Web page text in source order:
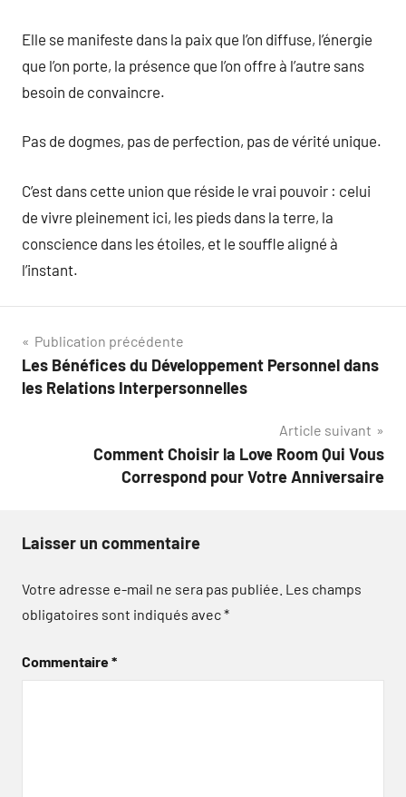
Elle se manifeste dans la paix que l’on diffuse, l’énergie
que l’on porte, la présence que l’on offre à l’autre sans
besoin de convaincre.
Pas de dogmes, pas de perfection, pas de vérité unique.
C’est dans cette union que réside le vrai pouvoir : celui
de vivre pleinement ici, les pieds dans la terre, la
conscience dans les étoiles, et le souffle aligné à
l’instant.
Navigation
de
Publication précédente
Les Bénéfices du Développement Personnel dans
les Relations Interpersonnelles
Article suivant
Comment Choisir la Love Room Qui Vous
Correspond pour Votre Anniversaire
Laisser un commentaire
Votre adresse e-mail ne sera pas publiée. Les champs
obligatoires sont indiqués avec*
Commentaire*